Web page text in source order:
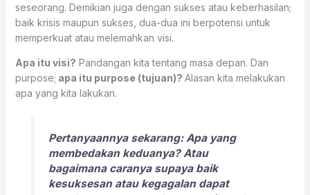
seseorang. Demikian juga dengan sukses atau keberhasilan;
baik krisis maupun sukses, dua-dua ini berpotensi untuk
memperkuat atau melemahkan visi.
Apa itu visi? Pandangan kita tentang masa depan. Dan
purpose; apa itu purpose (tujuan)? Alasan kita melakukan
apa yang kita lakukan.
Pertanyaannya sekarang: Apa yang
membedakan keduanya? Atau
bagaimana caranya supaya baik
kesuksesan atau kegagalan dapat